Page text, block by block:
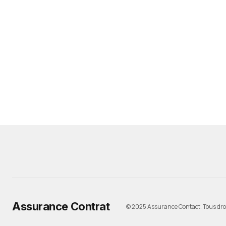
Assurance Contrat © 2025 Assurance Contact. Tous